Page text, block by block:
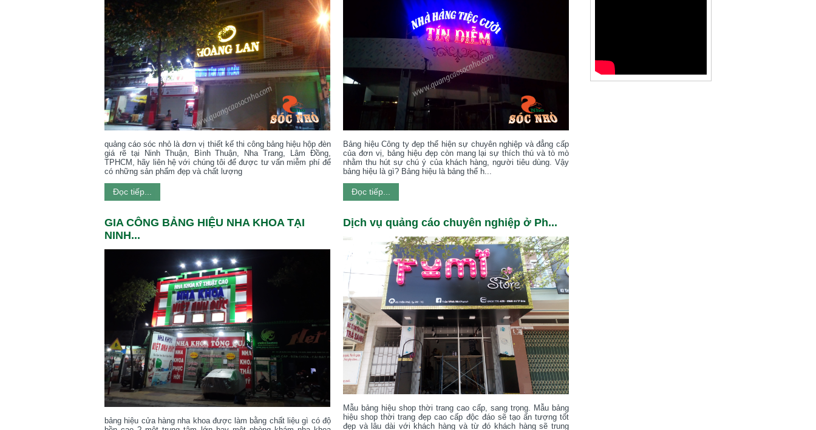
quảng cáo sóc nhỏ là đơn vị thiết kế thi công bảng hiệu hộp đèn
giá rẽ tại Ninh Thuận, Bình Thuận, Nha Trang, Lâm Đồng,
TPHCM, hãy liên hệ với chúng tôi để được tư vấn miễm phí để
có những sản phẩm đẹp và chất lượng
Đọc tiếp...
Bảng hiệu Công ty đẹp thể hiện sự chuyên nghiệp và đẳng cấp
của đơn vị, bảng hiệu đẹp còn mang lại sự thích thú và tò mò
nhằm thu hút sự chú ý của khách hàng, người tiêu dùng. Vậy
bảng hiệu là gì? Bảng hiệu là bảng thể h...
Đọc tiếp...
GIA CÔNG BẢNG HIỆU NHA KHOA TẠI
NINH...
bảng hiệu cửa hàng nha khoa được làm bằng chất liệu gì có độ
Dịch vụ quảng cáo chuyên nghiệp ở Ph...
Mẫu bảng hiệu shop thời trang cao cấp, sang trọng. Mẫu bảng
hiệu shop thời trang đẹp cao cấp độc đáo sẽ tạo ấn tượng tốt
đẹp và lâu dài với khách hàng và từ đó khách hàng sẽ trung